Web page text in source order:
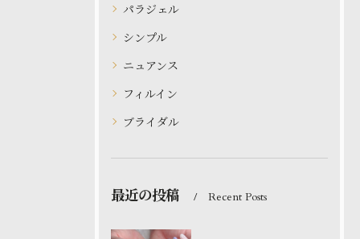
パラジェル
シンプル
ニュアンス
フィルイン
ブライダル
最近の投稿 Recent Posts